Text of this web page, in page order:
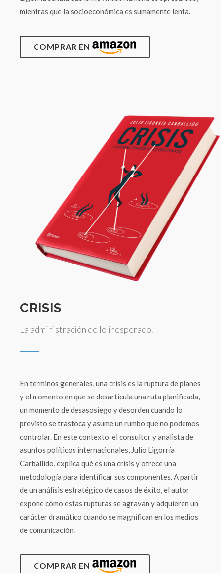
mientras que la socioeconómica es sumamente lenta.
COMPRAR EN
CRISIS
La administración de lo inesperado.
En terminos generales, una crisis es la ruptura de planes
y el momento en que se desarticula una ruta planificada,
un momento de desasosiego y desorden cuando lo
previsto se trastoca y asume un rumbo que no podemos
controlar. En este contexto, el consultor y analista de
asuntos políticos internacionales, Julio Ligorría
Carballido, explica qué es una crisis y ofrece una
metodología para identificar sus componentes. A partir
de un análisis estratégico de casos de éxito, el autor
expone cómo estas rupturas se agravan y adquieren un
carácter dramático cuando se magnifican en los medios
de comunicación.
COMPRAR EN